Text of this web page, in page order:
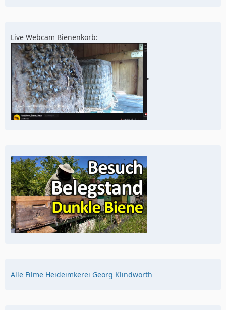
Live Webcam Bienenkorb:
"
Alle Filme Heideimkerei Georg Klindworth